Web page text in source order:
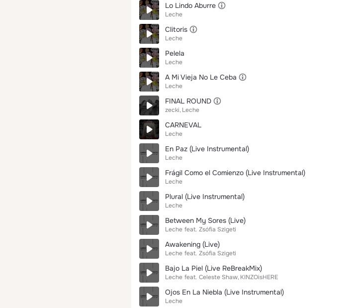
Lo Lindo Aburre
Leche
Clitoris
Leche
Pelela
Leche
A Mi Vieja No Le Ceba
Leche
FINAL ROUND
zecki Leche
CARNEVAL
Leche
En Paz (Live Instrumental)
Leche
Frágil Como el Comienzo (Live Instrumental)
Leche
Plural (Live Instrumental)
Leche
Between My Sores (Live)
Leche feat. Zsófia Szigeti
Awakening (Live)
Leche feat. Zsófia Szigeti
Bajo La Piel (Live ReBreakMix)
Leche feat. Celeste Shaw KINZOisHERE
Ojos En La Niebla (Live Instrumental)
Leche